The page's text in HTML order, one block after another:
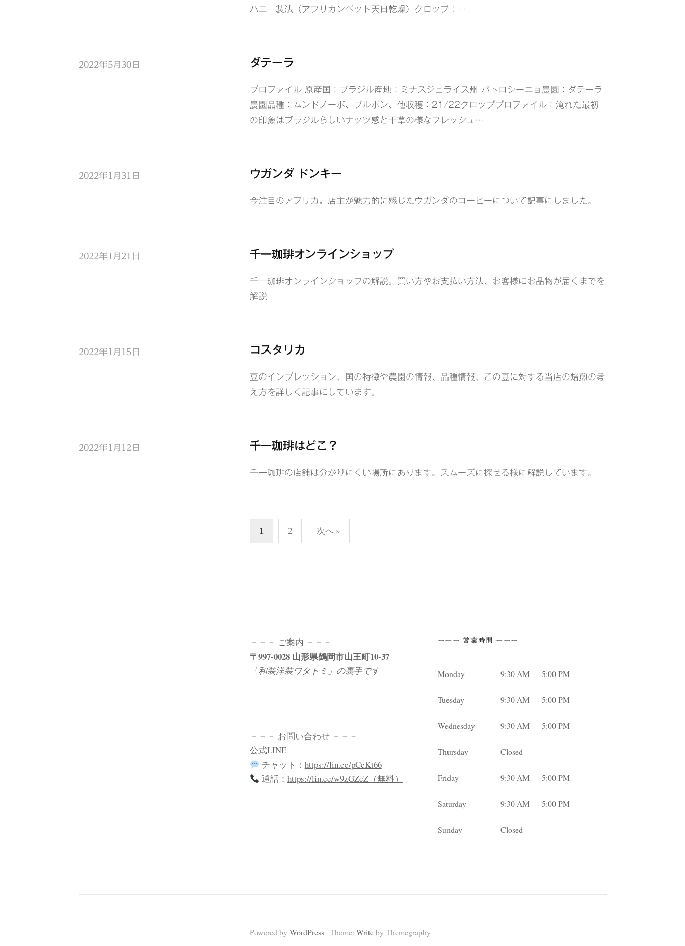
ハニー製法（アフリカンベット天日乾燥）クロップ：…
2022年5月30日 ダテーラ
プロファイル 原産国：ブラジル産地：ミナスジェライス州 パトロシーニョ農園：ダテーラ
農園品種：ムンドノーボ、ブルボン、他収穫：21/22クロッププロファイル：淹れた最初
の印象はブラジルらしいナッツ感と干草の様なフレッシュ…
2022年1月31日 ウガンダ ドンキー
今注目のアフリカ。店主が魅力的に感じたウガンダのコーヒーについて記事にしました。
2022年1月21日 千一珈琲オンラインショップ
千一珈琲オンラインショップの解説。買い方やお支払い方法、お客様にお品物が届くまでを
解説
2022年1月15日 コスタリカ
豆のインプレッション、国の特徴や農園の情報、品種情報、この豆に対する当店の焙煎の考
え方を詳しく記事にしています。
2022年1月12日 千一珈琲はどこ？
千一珈琲の店舗は分かりにくい場所にあります。スムーズに探せる様に解説しています。
投
稿
ン
1 2 次へ »
－－－ ご案内 －－－
〒997-0028 山形県鶴岡市山王町10-37
「和装洋装ワタトミ」の裏手です
－－－ お問い合わせ －－－
公式LINE
チャット： https://lin.ee/pCeKt66
通話： https://lin.ee/w9zGZcZ（無料）
ーーー 営業時間 ーーー
Monday 9:30 AM — 5:00 PM
Tuesday 9:30 AM — 5:00 PM
Wednesday 9:30 AM — 5:00 PM
Thursday Closed
Friday 9:30 AM — 5:00 PM
Saturday 9:30 AM — 5:00 PM
Sunday Closed
Powered by WordPress | Theme: Writeby Themegraphy